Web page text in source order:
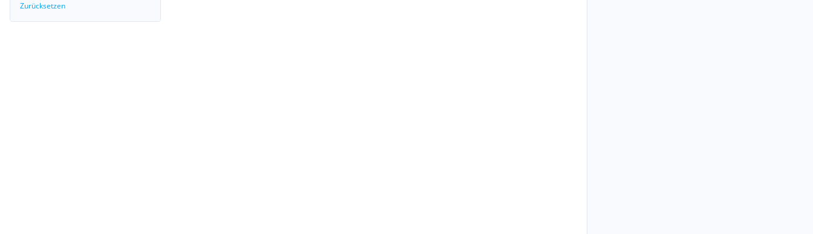
Zurücksetzen